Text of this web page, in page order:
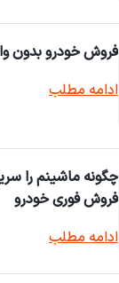
فروش خودرو بدون
ادامه مطلب
فروش فوری خودرو
ادامه مطلب